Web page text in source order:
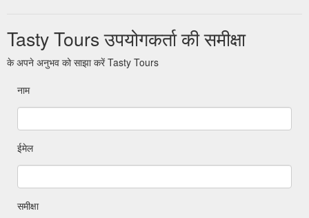
Tasty Tours उपयोगकर्ता की समीक्षा
के अपने अनुभव को साझा करें Tasty Tours
नाम
ईमेल
समीक्षा